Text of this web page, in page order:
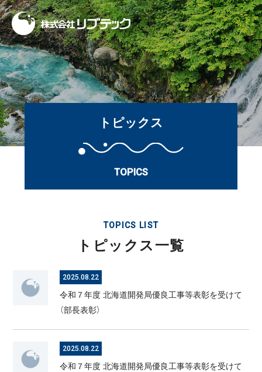
トピックス
TOPICS
TOPICS LIST
トピックス一覧
2025.08.22
令和７年度 北海道開発局優良工事等表彰を受けて
（部長表彰）
2025.08.22
令和７年度 北海道開発局優良工事等表彰を受けて